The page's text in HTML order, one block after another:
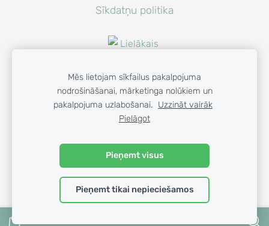
Sīkdatņu politika
© 2023 GAISA PRIEKS SIA
Mēs lietojam sīkfailus pakalpojuma
nodrošināšanai, mārketinga nolūkiem un
pakalpojuma uzlabošanai. Uzzināt vairāk
Pielāgot
Pieņemt visus
Pieņemt tikai nepieciešamos